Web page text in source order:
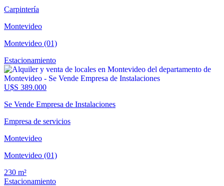
Carpintería
Montevideo
Montevideo (01)
Estacionamiento
U$S 389.000
Se Vende Empresa de Instalaciones
Empresa de servicios
Montevideo
Montevideo (01)
230 m²
Estacionamiento